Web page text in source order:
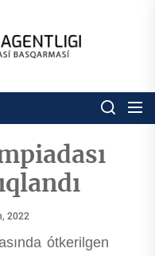
Respublikası
basqarması
2022
ótkerilgen